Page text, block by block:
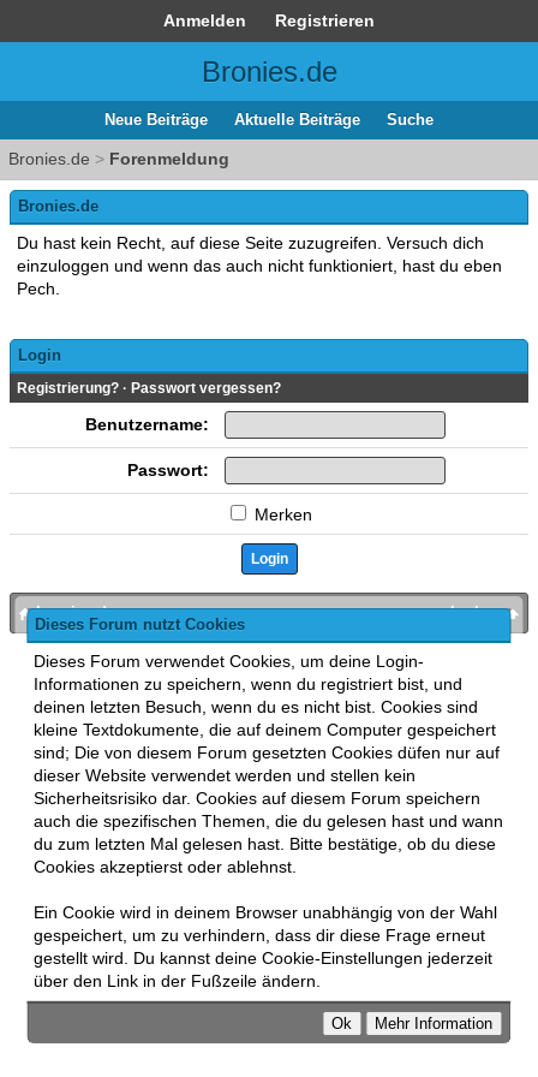
Anmelden Registrieren
Bronies.de
Neue Beiträge Aktuelle Beiträge Suche
Bronies.de > Forenmeldung
Dieses Forum nutzt Cookies
Dieses Forum verwendet Cookies, um deine Login-
Informationen zu speichern, wenn du registriert bist, und
deinen letzten Besuch, wenn du es nicht bist. Cookies sind
kleine Textdokumente, die auf deinem Computer gespeichert
sind; Die von diesem Forum gesetzten Cookies düfen nur auf
dieser Website verwendet werden und stellen kein
Sicherheitsrisiko dar. Cookies auf diesem Forum speichern
auch die spezifischen Themen, die du gelesen hast und wann
du zum letzten Mal gelesen hast. Bitte bestätige, ob du diese
Cookies akzeptierst oder ablehnst.
Ein Cookie wird in deinem Browser unabhängig von der Wahl
gespeichert, um zu verhindern, dass dir diese Frage erneut
gestellt wird. Du kannst deine Cookie-Einstellungen jederzeit
über den Link in der Fußzeile ändern.
Bronies.de
Du hast kein Recht, auf diese Seite zuzugreifen. Versuch dich
einzuloggen und wenn das auch nicht funktioniert, hast du eben
Pech.
Login
Registrierung? · Passwort vergessen?
Benutzername:
Passwort:
Merken
nach oben
bronies.de
MyBB , mobile Fassung: MyBB GoMobile
Zur Desktop-Version wechseln
This forum usesLukasz TkaczMyBB addons.